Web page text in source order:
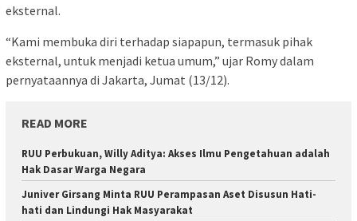
eksternal.
“Kami membuka diri terhadap siapapun, termasuk pihak
eksternal, untuk menjadi ketua umum,” ujar Romy dalam
pernyataannya di Jakarta, Jumat (13/12).
READ MORE
RUU Perbukuan, Willy Aditya: Akses Ilmu Pengetahuan adalah
Hak Dasar Warga Negara
Juniver Girsang Minta RUU Perampasan Aset Disusun Hati-
hati dan Lindungi Hak Masyarakat